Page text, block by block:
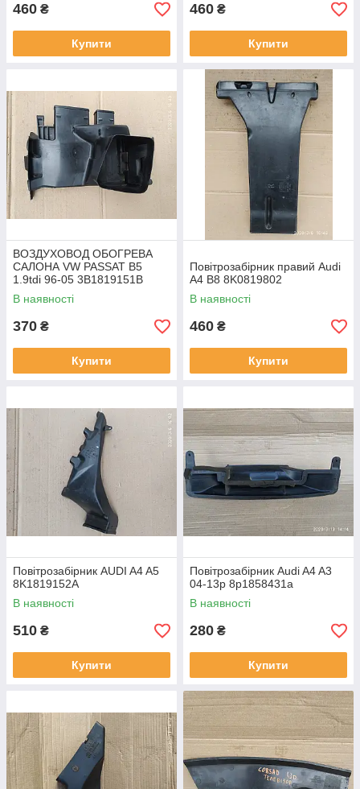
460 ₴
Купити
460 ₴
Купити
ВОЗДУХОВОД ОБОГРЕВА
САЛОНА VW PASSAT B5
1.9tdi 96-05 3B1819151B
В наявності
370 ₴
Купити
Повітрозабірник правий Audi
A4 B8 8K0819802
В наявності
460 ₴
Купити
Повітрозабірник AUDI A4 A5
8K1819152A
В наявності
510 ₴
Купити
Повітрозабірник Audi A4 A3
04-13р 8p1858431a
В наявності
280 ₴
Купити